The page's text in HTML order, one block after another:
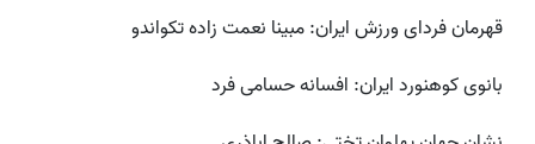
قهرمان فردای ورزش ایران: مبینا نعمت زاده تکواندو
بانوی کوهنورد ایران: افسانه حسامی فرد